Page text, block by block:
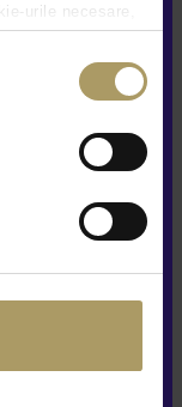
urile necesare,
în vigoare.